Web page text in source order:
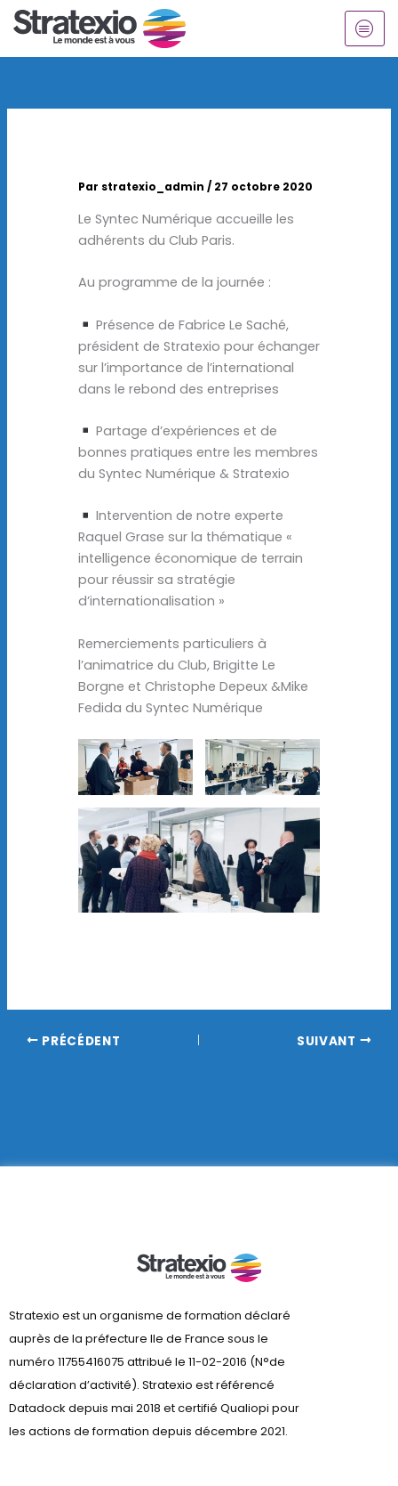
Aller
au
contenu
Par stratexio_admin / 27 octobre 2020
Le Syntec Numérique accueille les
adhérents du Club Paris.
Au programme de la journée :
Présence de Fabrice Le Saché,
président de Stratexio pour échanger
sur l’importance de l’international
dans le rebond des entreprises
Partage d’expériences et de
bonnes pratiques entre les membres
du Syntec Numérique & Stratexio
Intervention de notre experte
Raquel Grase sur la thématique «
intelligence économique de terrain
pour réussir sa stratégie
d’internationalisation »
Remerciements particuliers à
l’animatrice du Club, Brigitte Le
Borgne et Christophe Depeux &Mike
Fedida du Syntec Numérique
PRÉCÉDENT SUIVANT
Stratexio est un organisme de formation déclaré
auprès de la préfecture lle de France sous le
numéro 11755416075 attribué le 11-02-2016 (N°de
déclaration d’activité). Stratexio est référencé
Datadock depuis mai 2018 et certifié Qualiopi pour
les actions de formation depuis décembre 2021.